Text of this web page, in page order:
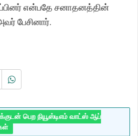
என்பதே சனாதனத்தின்
பேசினார்.
பெற நியூஸ்டிஎம் வாட்ஸ் ஆப்